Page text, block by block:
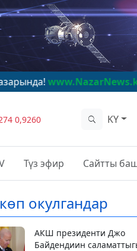
0,9260 KY
Түз эфир Сайтты
окулгандар
АКШ президенти Джо
Байдендиин